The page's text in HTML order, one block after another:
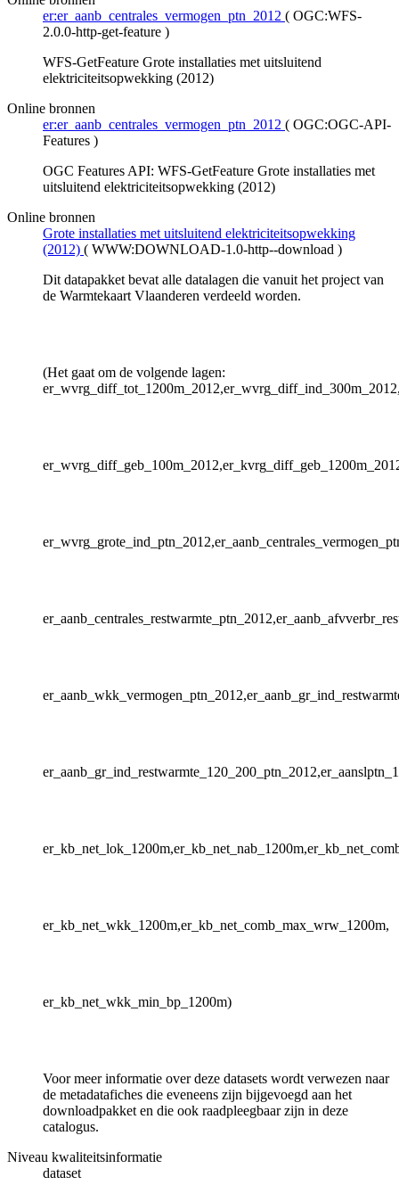
er:er_aanb_centrales_vermogen_ptn_2012 ( OGC:WFS-
2.0.0-http-get-feature )
WFS-GetFeature Grote installaties met uitsluitend
elektriciteitsopwekking (2012)
Online bronnen
er:er_aanb_centrales_vermogen_ptn_2012 ( OGC:OGC-API-
Features )
OGC Features API: WFS-GetFeature Grote installaties met
uitsluitend elektriciteitsopwekking (2012)
Online bronnen
Grote installaties met uitsluitend elektriciteitsopwekking
(2012) ( WWW:DOWNLOAD-1.0-http--download )
Dit datapakket bevat alle datalagen die vanuit het project van
de Warmtekaart Vlaanderen verdeeld worden.
(Het gaat om de volgende lagen:
er_kb_net_wkk_1200m,er_kb_net_comb_max_wrw_1200m,
er_kb_net_wkk_min_bp_1200m)
Voor meer informatie over deze datasets wordt verwezen naar
de metadatafiches die eveneens zijn bijgevoegd aan het
downloadpakket en die ook raadpleegbaar zijn in deze
catalogus.
Niveau kwaliteitsinformatie
dataset